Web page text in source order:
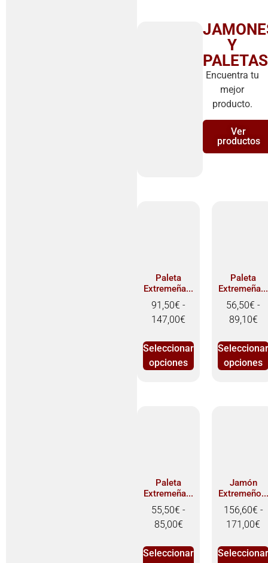
Y
PALETAS
Encuentra tu
mejor
producto.
Ver
productos
Paleta
Extremeña...
91,50€ -
147,00€
Seleccionar
opciones
Paleta
Extremeña...
56,50€ -
89,10€
opciones
Paleta
Extremeña...
55,50€ -
85,00€
Seleccionar
Jamón
Extremeño...
156,60€ -
171,00€